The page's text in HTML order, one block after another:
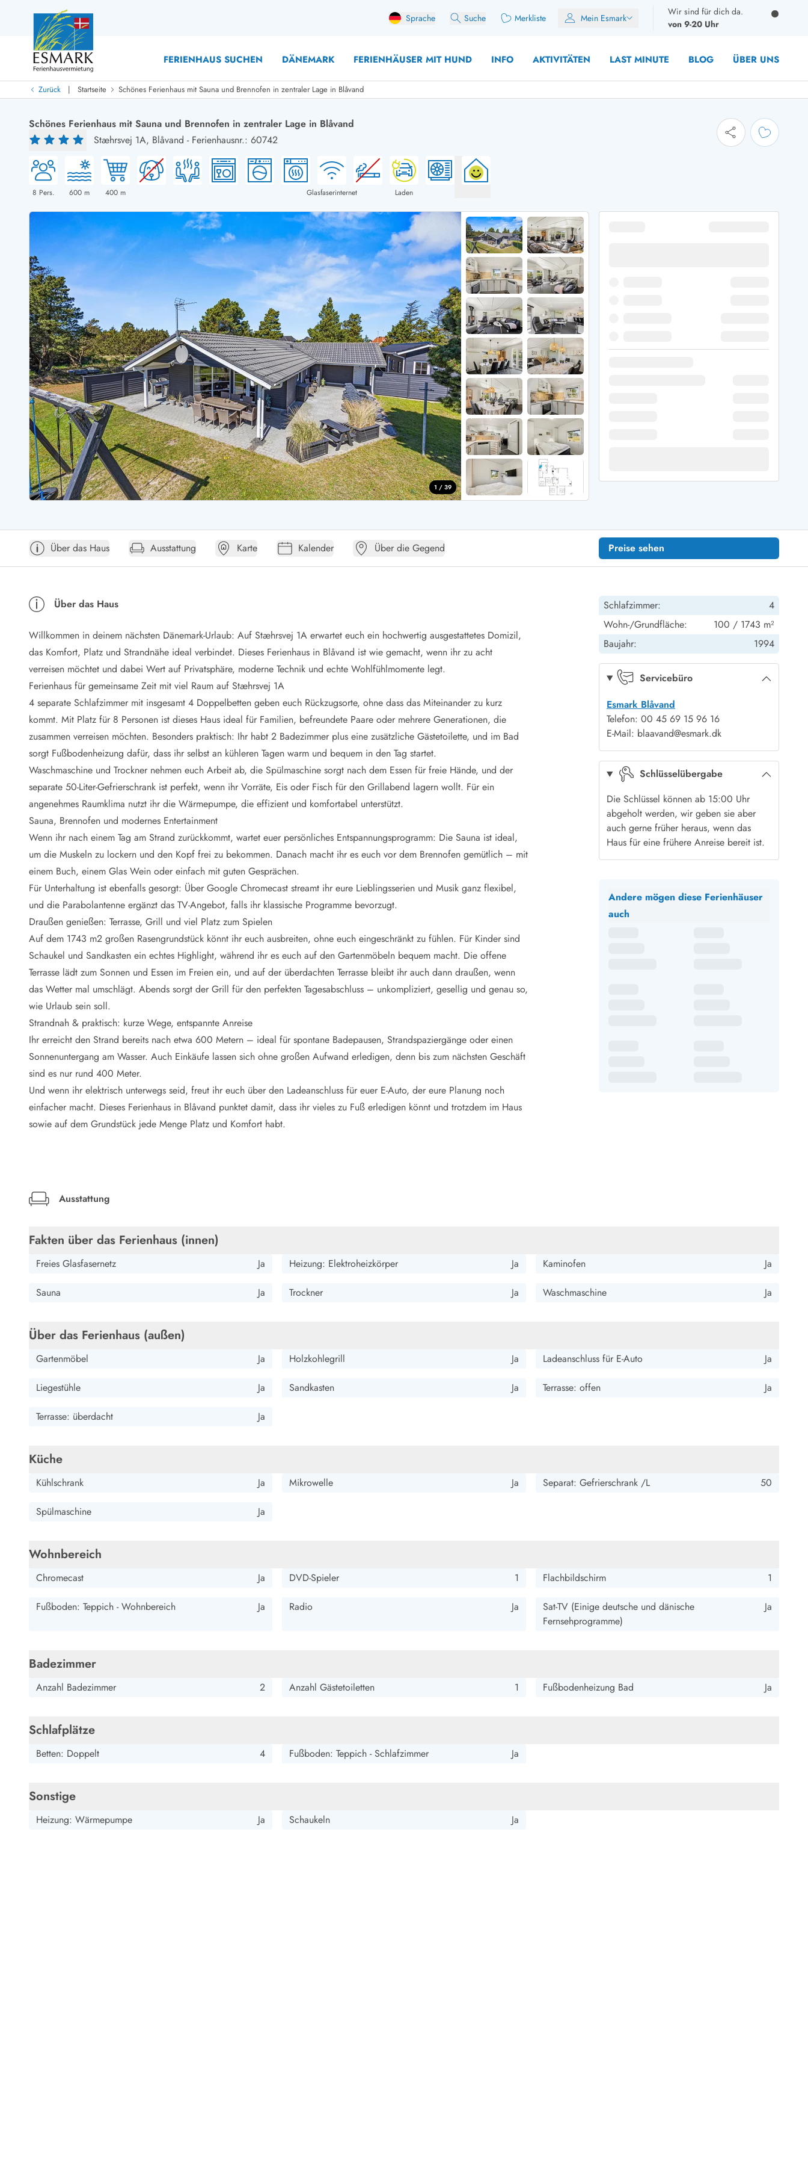
Sprache Suche Merkliste Mein Esmark
Wir sind für dich da.
von 9-20 Uhr
FERIENHAUS SUCHEN DÄNEMARK FERIENHÄUSER MIT HUND INFO AKTIVITÄTEN LAST MINUTE BLOG ÜBER UNS
Last Minute
Last Minute
Neu bei uns!
Neue Ferienhäuser bei ESMARKFerienhäuser mit PoolFerienhäuser mit Hund
Neurenovierte Ferienhäuser
Ferienhäuser mit Endreinigung inklusive
Ferienhäuser dicht am Strand
Ferienhäuser neu gebaut
Ferienhäuser mit Sauna
Ferienhäuser Nicht-Raucher
Ferienhäuser mit Aussicht
Ferienhäuser mit Whirlpool
Ferienhäuser mit Freitagswechsel
Ferienhäuser mit Samstagswechsel
Ferienhäuser mit Sonntagswechsel
Ferienhäuser für Angler
Ferienhäuser mit Aktivitätsraum
Ferienhäuser mit Kaminofen
Ferienhäuser mit Kindern
Luxus Ferienhäuser
Ferienhäuser mit Nebensaionrabatt
Ferienhaus für 2 Personen
Ferienhaus für 4 Personen
Ferienhaus für 6 Personen
Ferienhaus für 8 Personen
Ferienhaus für 10 Personen
Ferienhaus für Gruppen
Ferienhäuser im Frühjahr
Ferienhäuser im Sommer
Ferienhäuser im Herbst
Ferienhäuser im Winter
Ferienhäuser über Weihnachten
Ferienhäuser über Silvester
Ferienhäuser BjerregardFerienhäuser BlavandFerienhäuser Hvide SandeFerienhäuser Sondervig
Ferienhäuser Argab
Ferienhäuser in Arrild
Ferienhäuser Bjerregard
Ferienhäuser Blavand
Ferienhäuser Bork Havn
Ferienhäuser Fjand
Ferienhäuser Fanö
Ferienhäuser Graerup Strand
Ferienhäuser Haurvig
Ferienhäuser Henne Strand
Ferienhäuser Ho
Ferienhäuser Houstrup
Ferienhäuser Houvig
Ferienhäuser auf Holmsland Klit
Ferienhäuser in Holmsland
Ferienhäuser Hvide Sande
Ferienhäuser Jegum
Ferienhäuser Klegod
Ferienhäuser Lodbjerg Hede
Ferienhäuser Nr. Lyngvig
Ferienhäuser in Nymindegab
Ferienhäuser Römö
Ferienhäuser am Ringköbing Fjord
Ferienhäuser Sondervig
Ferienhäuser Skodbjerge
Ferienhäuser in Thorsminde
Ferienhäuser Vederso Klit
Ferienhäuser Vejers Strand
Ferienhäuser Vester Husby
Öffnungszeiten
Anreise
Ferienhaus ABC
Häufige Fragen zur Buchung
Verleihservice
Reisescheckliste
Endreinigung
Gutschein
Mietbedingungen
Reiseführer Dänemark
Tipps für Urlaub in Dänemark
Wetter in Dänemark
Saisonzeiten
Badesicherheit im Meer
Naturschutz
Webcam Dänemark
Ferienhauskatalog
Fotowettbewerb
Vorteile bei uns
Reisecurity
Esmark KidsVIP
Esmark VIP - Partnervorteile und Rabatte
Preisgarantie
Keine Kaution
Gästebewertungen
Gratis WLAN
We love people
Esmark VIP Partnervorteile
Esmark KidsVIP
LEGOLAND® Rabatt
Urlaub mit Kindern
Urlaub mit Hund
Urlaub am Strand
Freizeitparks in Dänemark
Bowling in Dänemark
Minigolf spielen in Dänemark
Golfen in Dänemark
Reiten in Dänemark
Wandern in Dänemark
Segeln in Dänemark
Historische Museen
Kunsthandwerk und Galerien
Essen und Trinken
Einkaufen und Shopping
Weihnachten in Dänemark
Heiraten in Dänemark
Esmark Hvide SandeDas Team im Hintergrund
Über uns
Das sagen unsere Gäste
Sponsoren - Esmark unterstützt
Mietbedingungen
Datenschutzerklärung
Zurück | Startseite Schönes Ferienhaus mit Sauna und Brennofen in zentraler Lage in Blåvand
Schönes Ferienhaus mit Sauna und Brennofen in zentraler Lage in Blåvand
Stæhrsvej 1A, Blåvand - Ferienhausnr.: 60742
8 Pers. 600 m 400 m Glasfaserinternet Laden
1 / 39
Über das Haus Ausstattung Karte Kalender Über die Gegend Preise sehen
Über das Haus
Willkommen in deinem nächsten Dänemark-Urlaub: Auf Stæhrsvej 1A erwartet euch ein hochwertig ausgestattetes Domizil,
das Komfort, Platz und Strandnähe ideal verbindet. Dieses Ferienhaus in Blåvand ist wie gemacht, wenn ihr zu acht
verreisen möchtet und dabei Wert auf Privatsphäre, moderne Technik und echte Wohlfühlmomente legt.
Ferienhaus für gemeinsame Zeit mit viel Raum auf Stæhrsvej 1A
4 separate Schlafzimmer mit insgesamt 4 Doppelbetten geben euch Rückzugsorte, ohne dass das Miteinander zu kurz
kommt. Mit Platz für 8 Personen ist dieses Haus ideal für Familien, befreundete Paare oder mehrere Generationen, die
zusammen verreisen möchten. Besonders praktisch: Ihr habt 2 Badezimmer plus eine zusätzliche Gästetoilette, und im Bad
sorgt Fußbodenheizung dafür, dass ihr selbst an kühleren Tagen warm und bequem in den Tag startet.
Waschmaschine und Trockner nehmen euch Arbeit ab, die Spülmaschine sorgt nach dem Essen für freie Hände, und der
separate 50-Liter-Gefrierschrank ist perfekt, wenn ihr Vorräte, Eis oder Fisch für den Grillabend lagern wollt. Für ein
angenehmes Raumklima nutzt ihr die Wärmepumpe, die effizient und komfortabel unterstützt.
Sauna, Brennofen und modernes Entertainment
Wenn ihr nach einem Tag am Strand zurückkommt, wartet euer persönliches Entspannungsprogramm: Die Sauna ist ideal,
um die Muskeln zu lockern und den Kopf frei zu bekommen. Danach macht ihr es euch vor dem Brennofen gemütlich – mit
einem Buch, einem Glas Wein oder einfach mit guten Gesprächen.
Für Unterhaltung ist ebenfalls gesorgt: Über Google Chromecast streamt ihr eure Lieblingsserien und Musik ganz flexibel,
und die Parabolantenne ergänzt das TV-Angebot, falls ihr klassische Programme bevorzugt.
Draußen genießen: Terrasse, Grill und viel Platz zum Spielen
Auf dem 1743 m2 großen Rasengrundstück könnt ihr euch ausbreiten, ohne euch eingeschränkt zu fühlen. Für Kinder sind
Schaukel und Sandkasten ein echtes Highlight, während ihr es euch auf den Gartenmöbeln bequem macht. Die offene
Terrasse lädt zum Sonnen und Essen im Freien ein, und auf der überdachten Terrasse bleibt ihr auch dann draußen, wenn
das Wetter mal umschlägt. Abends sorgt der Grill für den perfekten Tagesabschluss – unkompliziert, gesellig und genau so,
wie Urlaub sein soll.
Strandnah & praktisch: kurze Wege, entspannte Anreise
Ihr erreicht den Strand bereits nach etwa 600 Metern – ideal für spontane Badepausen, Strandspaziergänge oder einen
Sonnenuntergang am Wasser. Auch Einkäufe lassen sich ohne großen Aufwand erledigen, denn bis zum nächsten Geschäft
sind es nur rund 400 Meter.
Und wenn ihr elektrisch unterwegs seid, freut ihr euch über den Ladeanschluss für euer E-Auto, der eure Planung noch
einfacher macht. Dieses Ferienhaus in Blåvand punktet damit, dass ihr vieles zu Fuß erledigen könnt und trotzdem im Haus
sowie auf dem Grundstück jede Menge Platz und Komfort habt.
Schlafzimmer:
4
Wohn-/Grundfläche:
100 / 1743 m²
Baujahr:
1994
Servicebüro
Esmark Blåvand
Telefon: 00 45 69 15 96 16
E-Mail: blaavand@esmark.dk
Schlüsselübergabe
Die Schlüssel können ab 15:00 Uhr
abgeholt werden, wir geben sie aber
auch gerne früher heraus, wenn das
Haus für eine frühere Anreise bereit ist.
Andere mögen diese Ferienhäuser
auch
Ausstattung
Fakten über das Ferienhaus (innen)
Freies Glasfasernetz Ja Heizung: Elektroheizkörper Ja Kaminofen Ja
Sauna Ja Trockner Ja Waschmaschine Ja
Über das Ferienhaus (außen)
Gartenmöbel Ja Holzkohlegrill Ja Ladeanschluss für E-Auto Ja
Liegestühle Ja Sandkasten Ja Terrasse: offen Ja
Terrasse: überdacht Ja
Küche
Kühlschrank Ja Mikrowelle Ja Separat: Gefrierschrank /L 50
Spülmaschine Ja
Wohnbereich
Chromecast Ja DVD-Spieler 1 Flachbildschirm 1
Fußboden: Teppich - Wohnbereich Ja Radio Ja
Sat-TV (Einige deutsche und dänische
Fernsehprogramme)
Ja
Badezimmer
Anzahl Badezimmer 2 Anzahl Gästetoiletten 1 Fußbodenheizung Bad Ja
Schlafplätze
Betten: Doppelt 4 Fußboden: Teppich - Schlafzimmer Ja
Sonstige
Heizung: Wärmepumpe Ja Schaukeln Ja